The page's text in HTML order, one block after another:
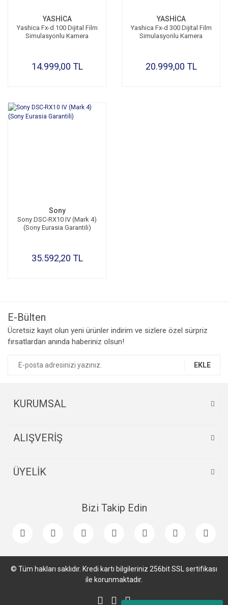
YASHİCA
Yashica Fx-d 100 Dijital Film
Simulasyonlu Kamera
14.999,00 TL
YASHİCA
Yashica Fx-d 300 Dijital Film
Simulasyonlu Kamera
20.999,00 TL
Sony
Sony DSC-RX10 IV (Mark 4)
(Sony Eurasia Garantili)
35.592,20 TL
E-Bülten
Ücretsiz kayıt olun yeni ürünler indirim ve sizlere özel sürpriz
fırsatlardan anında haberiniz olsun!
EKLE
KURUMSAL
ALIŞVERİŞ
ÜYELİK
Bizi Takip Edin
© Tüm hakları saklıdır. Kredi kartı bilgileriniz 256bit SSL sertifikası
ile korunmaktadır.